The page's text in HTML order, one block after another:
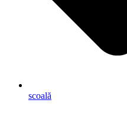
scoală